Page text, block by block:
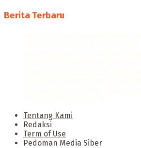
Berita Terbaru
Tentang Kami
Redaksi
Term of Use
Pedoman Media Siber